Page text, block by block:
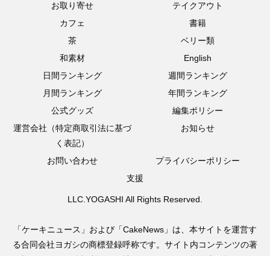
お取り寄せ
テイクアウト
カフェ
書籍
茶
ベリー類
和素材
English
日間ランキング
週間ランキング
月間ランキング
年間ランキング
公式グッズ
編集ポリシー
運営会社（特定商取引法に基づ
く表記）
お知らせ
お問い合わせ
プライバシーポリシー
支援
LLC.YOGASHI All Rights Reserved.
「ケーキニュース」および「CakeNews」は、本サイトを運営す
る合同会社ヨガシの商標登録呼称です。サイト内コンテンツの著